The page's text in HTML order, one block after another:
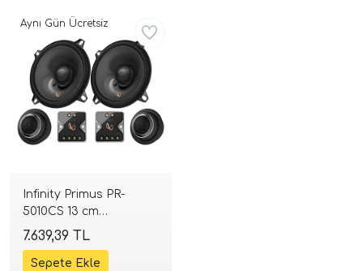
Infinity Primus PR-
5010CS 13 cm
Komponent Hoparlör
Seti | 165W | SPLHIFI
7.639,39 TL
Aynı Gün Ücretsiz